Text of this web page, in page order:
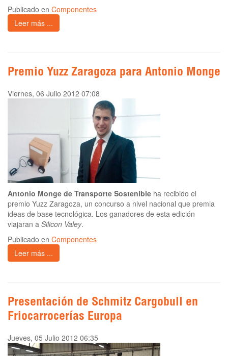
Publicado en Componentes
Leer más ...
Premio Yuzz Zaragoza para Antonio Monge
Viernes, 06 Julio 2012 07:08
Antonio Monge de Transporte Sostenible ha recibido el
premio Yuzz Zaragoza, un concurso a nivel nacional que premia
ideas de base tecnológica. Los ganadores de esta edición
viajaran a Silicon Valey.
Publicado en Componentes
Leer más ...
Presentación de Schmitz Cargobull en
Friocarrocerías Europa
Jueves, 05 Julio 2012 06:35